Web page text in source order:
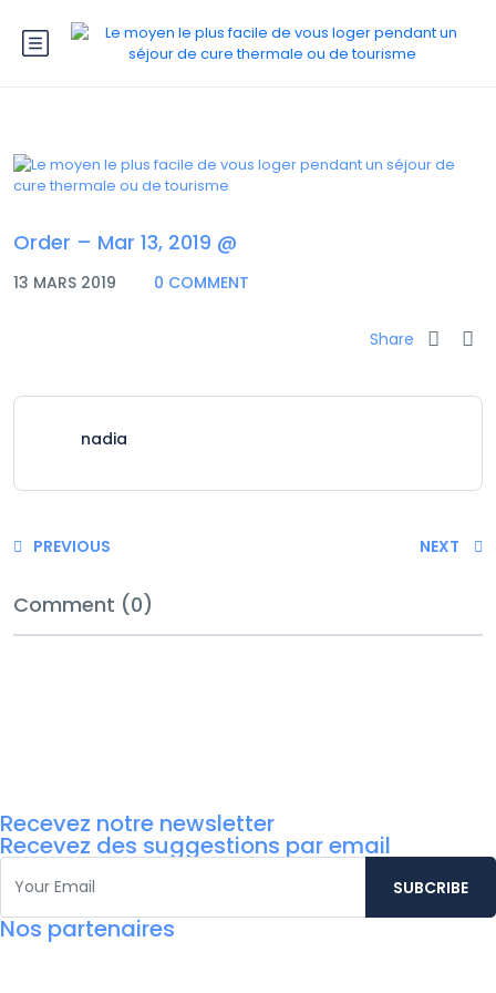
Order – Mar 13, 2019 @
13 MARS 2019 0 COMMENT
Share
nadia
PREVIOUS NEXT
Comment (0)
Recevez notre newsletter
Recevez des suggestions par email
Nos partenaires